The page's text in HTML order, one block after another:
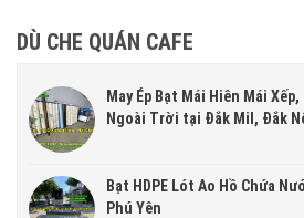
DÙ CHE QUÁN CAFE
May Ép Bạt Mái Hiên Mái
Ngoài Trời tại Đắk Mil, Đắk
Bạt HDPE Lót Ao Hồ Chứa
Phú Yên